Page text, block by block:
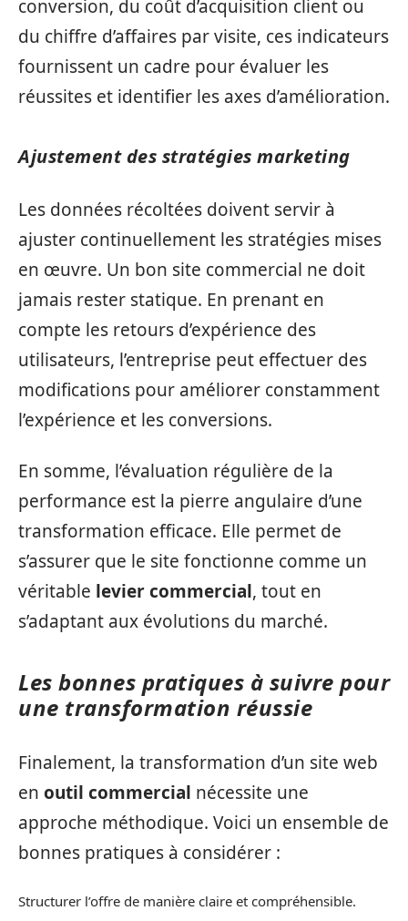
conversion, du coût d’acquisition client ou
du chiffre d’affaires par visite, ces indicateurs
fournissent un cadre pour évaluer les
réussites et identifier les axes d’amélioration.
Ajustement des stratégies marketing
Les données récoltées doivent servir à
ajuster continuellement les stratégies mises
en œuvre. Un bon site commercial ne doit
jamais rester statique. En prenant en
compte les retours d’expérience des
utilisateurs, l’entreprise peut effectuer des
modifications pour améliorer constamment
l’expérience et les conversions.
En somme, l’évaluation régulière de la
performance est la pierre angulaire d’une
transformation efficace. Elle permet de
s’assurer que le site fonctionne comme un
véritable levier commercial, tout en
s’adaptant aux évolutions du marché.
Les bonnes pratiques à suivre pour
une transformation réussie
Finalement, la transformation d’un site web
en outil commercial nécessite une
approche méthodique. Voici un ensemble de
bonnes pratiques à considérer :
Structurer l’offre de manière claire et compréhensible.